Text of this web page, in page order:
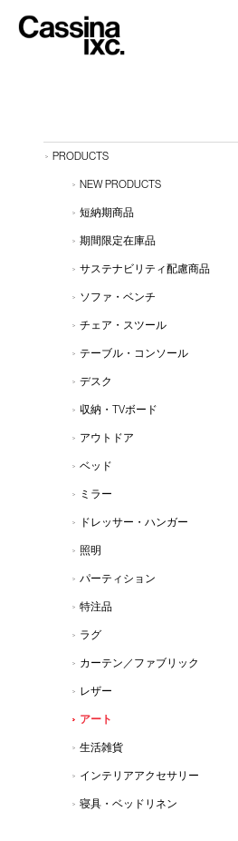
PRODUCTS
NEW PRODUCTS
短納期商品
期間限定在庫品
サステナビリティ配慮商品
ソファ・ベンチ
チェア・スツール
テーブル・コンソール
デスク
収納・TVボード
アウトドア
ベッド
ミラー
ドレッサー・ハンガー
照明
パーティション
特注品
ラグ
カーテン／ファブリック
レザー
アート
生活雑貨
インテリアアクセサリー
寝具・ベッドリネン